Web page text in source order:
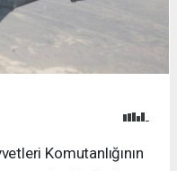
Komutanlığının